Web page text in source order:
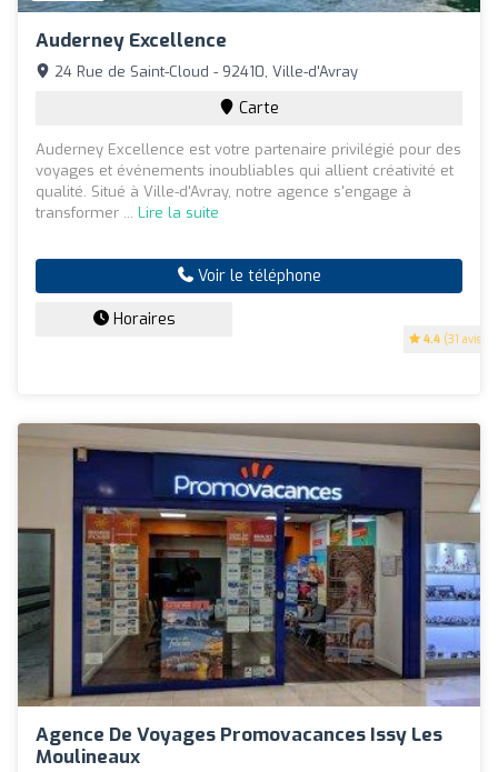
Auderney Excellence
4.4 (31 avis)
24 Rue de Saint-Cloud - 92410, Ville-d'Avray
Carte
Auderney Excellence est votre partenaire privilégié pour des
voyages et événements inoubliables qui allient créativité et
qualité. Situé à Ville-d'Avray, notre agence s'engage à
transformer ... Lire la suite
Voir le téléphone
Horaires
Agence De Voyages Promovacances Issy Les
Moulineaux